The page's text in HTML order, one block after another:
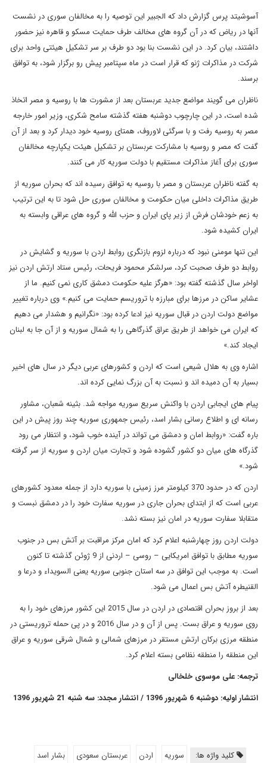
آسوشیتد پرس گزارش داد که الجبیر این توصیه را به مخالفان سوری در نشست
آنها در ریاض که در آن گروه های مخالف طرف حمایت مسکو و قاهره نیز حضور
داشتند، بیان کرد. در این نشست بنا بود دو طرف بر سر تشکیل هیئتی واحد برای
شرکت در مذاکرات ژنو که قرار است در ماه سپتامبر پیش رو برگزار شود، به توافق
برسند.
ناظران می گویند مواضع جدید عربستان بعد از مشورت ها با روسیه و مصر اتخاذ
شده است، در این چارچوب دوشنبه هفته گذشته سامح شکری، وزیر امور خارجه
مصر به روسیه رفت و با سرگئی لاوروف، همتای روسیه خود دیدار کرد و بعد از آن
گفت که مصر و روسیه با مشارکت عربستان بر تشکیل هیئت یکپارچه مخالفان
سوری برای آغاز مذاکرات مستقیم با دولت سوریه کار می کنند.
به گفته ناظران عربستان و مصر با روسیه به توافق رسیده اند که بحران سوریه از
طریق مذاکرات داخلی میان حکومت و مخالفان سوری حل شود تا به این ترتیب
به زعم خودشان فرش از زیر پای ایران و حزب الله و گروه های عراقی وابسته به
ایران کشیده شود.
این تنها مومنی نبود که درباره لزوم بازنگری روابط اردن با سوریه و گشایش در
روابط دو طرف صحبت کرد، سرلشکر محمود فریحات، رئیس ستاد ارتش اردن نیز
اواخر سال گذشته گفته بود: «هرگز علیه حکومت دمشق کاری نمی کنیم. ما از
عشایر ساکن در مرزها برای مبارزه با تروریسم حمایت می کنیم.» وی درباره تغییر
مواضع دولت اردن در قبال سوریه نیز ادعا کرده بود: «نگرانیم و هشدار می دهیم
که ایران می خواهد از طریق عراق گذرگاهی را به شمال سوریه و از آن جا به لبنان
ایجاد کند.»
اشاره وی به هلال شیعی است که اردن و کشورهای عربی دیگر در سال های اخیر
بسیار به آن دمیده اند و نسبت به آن بزرگ نمایی کرده اند.
پیام های ایجابی اردن با واکنش سریع سوریه مواجه شد. بثینه شعبان، مشاور
رسانه ای و اطلاع رسانی بشار اسد، رئیس جمهوری سوریه چند روز پیش در این
باره گفت: «روابط امان و دمشق می تواند در آینده خوب شود، و انتظار می رود
گذرگاه های میان دو کشور گشوده شود و تجارت میان اردن و سوریه از سر گرفته
شود.»
اردن که در حدود 370 کیلومتر مرز زمینی با سوریه دارد از جمله معدود کشورهای
عربی است که از ابتدای بحران جاری در سوریه سفارت خود را در دمشق نبست و
متقابلا سفارت سوریه در امان نیز بسته نشد.
دولت اردن روز چهارشنبه اعلام کرد که امان مرکز مراقبت بر آتش بس در جنوب
سوریه مطابق با توافق امریکایی – روسی – اردنی از 9 ژوئن گذشته تا کنون
است. به موجب این توافق در سه استان جنوبی سوریه یعنی السویداء و درعا و
القنیطره آتش بس اعمال می شود.
بعد از بروز بحران اقتصادی در اردن در سال 2015 این کشور مرزهای خود را به
روی سوریه و عراق بست. پس از آن و در سال 2016 و در پی حمله تروریستی در
منطقه مرزی برکان ارتش مستقر در مرزهای شمالی و شمال شرقی سوریه و عراق
این منطقه را منطقه نظامی بسته اعلام کرد.
ترجمه: علی موسوی خلخالی
انتشار اولیه: دوشنبه 6 شهریور 1396 / انتشار مجدد: سه شنبه 21 شهریور 1396
کلید واژه ها: سوریه اردن عربستان سعودی بشار اسد